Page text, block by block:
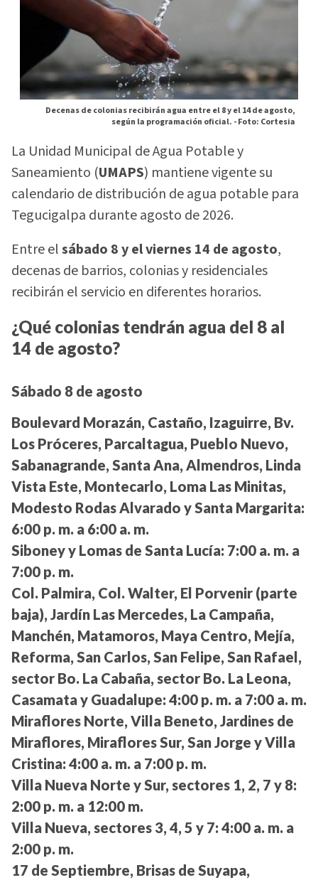
Decenas de colonias recibirán agua entre el 8 y el 14 de agosto,
según la programación oficial. -Foto: Cortesia
La Unidad Municipal de Agua Potable y
Saneamiento (UMAPS) mantiene vigente su
calendario de distribución de agua potable para
Tegucigalpa durante agosto de 2026.
Entre elsábado 8 y el viernes 14 de agosto,
decenas de barrios, colonias y residenciales
recibirán el servicio en diferentes horarios.
¿Qué colonias tendrán agua del 8 al
14 de agosto?
Sábado 8 de agosto
Boulevard Morazán, Castaño, Izaguirre, Bv.
Los Próceres, Parcaltagua, Pueblo Nuevo,
Sabanagrande, Santa Ana, Almendros, Linda
Vista Este, Montecarlo, Loma Las Minitas,
Modesto Rodas Alvarado y Santa Margarita:
6:00 p. m. a 6:00 a. m.
Siboney y Lomas de Santa Lucía: 7:00 a. m. a
7:00 p. m.
Col. Palmira, Col. Walter, El Porvenir (parte
baja), Jardín Las Mercedes, La Campaña,
Manchén, Matamoros, Maya Centro, Mejía,
Reforma, San Carlos, San Felipe, San Rafael,
sector Bo. La Cabaña, sector Bo. La Leona,
Casamata y Guadalupe: 4:00 p. m. a 7:00 a. m.
Miraflores Norte, Villa Beneto, Jardines de
Miraflores, Miraflores Sur, San Jorge y Villa
Cristina: 4:00 a. m. a 7:00 p. m.
Villa Nueva Norte y Sur, sectores 1, 2, 7 y 8:
2:00 p. m. a 12:00 m.
Villa Nueva, sectores 3, 4, 5 y 7: 4:00 a. m. a
2:00 p. m.
17 de Septiembre, Brisas de Suyapa,